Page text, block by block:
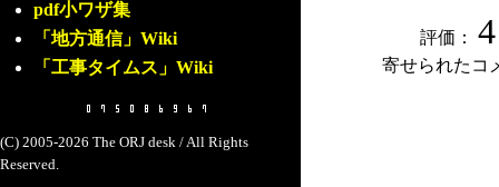
pdf小ワザ集
「地方通信」Wiki
「工事タイムス」Wiki
(C) 2005-2026 The ORJ desk / All Rights
Reserved.
評価： 4
寄せられたコ